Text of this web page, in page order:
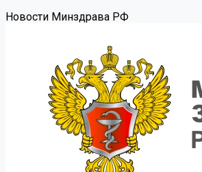
Новости Минздрава РФ